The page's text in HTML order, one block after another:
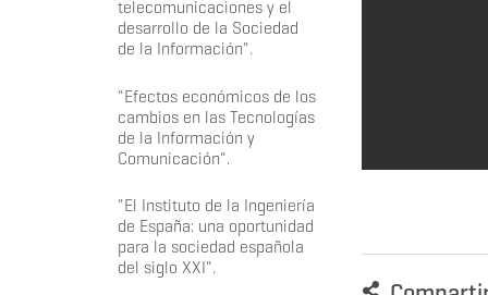
telecomunicaciones y el
desarrollo de la Sociedad
de la Información".
"Efectos económicos de los
cambios en las Tecnologías
de la Información y
Comunicación".
"El Instituto de la Ingeniería
de España: una oportunidad
para la sociedad española
del siglo XXI".